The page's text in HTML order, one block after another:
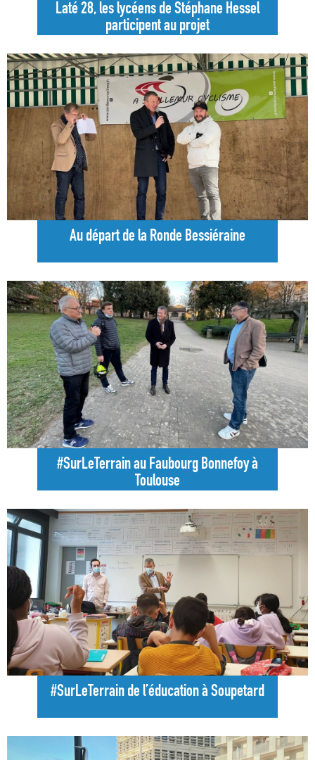
Laté 28, les lycéens de Stéphane Hessel
participent au projet
Au départ de la Ronde Bessiéraine
#SurLeTerrain au Faubourg Bonnefoy à
Toulouse
#SurLeTerrain de l’éducation à Soupetard